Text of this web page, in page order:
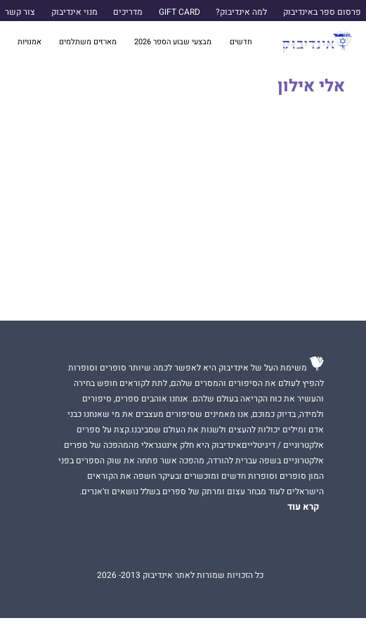
פרסום ספר באינדיבוק למה אינדיבוק? GIFT CARD מדריכים מנוי אינדיבוק צור קשר
חדשים מבצעי שבוע הספר 2026 מארזים משתלמים אמנויות
אלי אילון
משימת העל של אינדיבוק היא לאפשר לכמה שיותר סופרים וסופרות
להפיץ לעולם את הסיפורים והמסרים שלהם, לתת לקוראים חופש בחירה
והעשיר את כוח הקריאה בעולם שלהם. אנחנו אוהבים ספרים, סיפורים
ולמידה, בדיוק כמוכם, אנו מאמינים שסיפורים מעצבים את מי שאנחנו כבני
אדם ומילים יכולות להעצים ולשנות את העולם שסביבנו.קצת על ספרים
אלקטרוניים / דיגיטלייםאינדיבוק היא חלק אינטגראלי מהמהפכה של ספרים
אלקטרוניים בשפה עברית להורדה, מהפכה אשר פתחה את שוק הספרים בפני
המון סופרים וסופרות חדשים ומוכשרים ובעיקר חשפה את הקוראים
הישראלים לעוד מבחר עצום ומרתק של ספרים בשלל נושאים וז'אנרים.
קרא עוד
כל הזכויות שמורות לאתר אינדיבוק 2013- 2026